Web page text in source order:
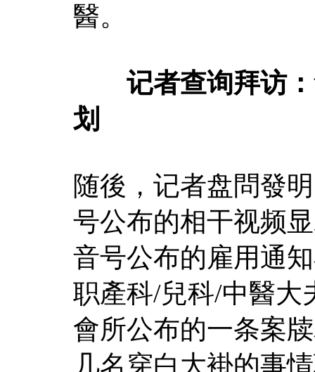
醫。
记者查询拜访：
划
随後，记者盘問發
号公布的相干视频
音号公布的雇用通
职產科/兒科/中醫大
會所公布的一条案
几名穿白大褂的事